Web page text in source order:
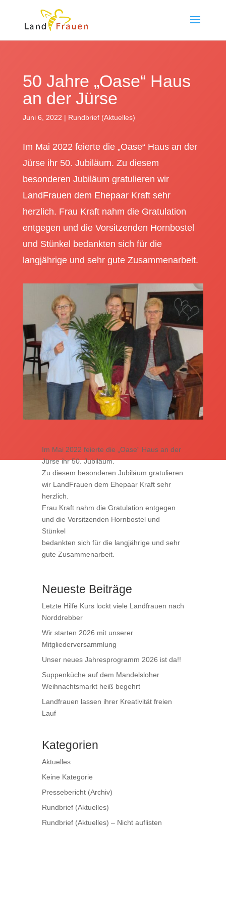
50 Jahre „Oase“ Haus
an der Jürse
Juni 6, 2022 | Rundbrief (Aktuelles)
Im Mai 2022 feierte die „Oase“ Haus an der
Jürse ihr 50. Jubiläum. Zu diesem
besonderen Jubiläum gratulieren wir
LandFrauen dem Ehepaar Kraft sehr
herzlich. Frau Kraft nahm die Gratulation
entgegen und die Vorsitzenden Hornbostel
und Stünkel bedankten sich für die
langjährige und sehr gute Zusammenarbeit.
Im Mai 2022 feierte die „Oase“ Haus an der
Jürse ihr 50. Jubiläum.
Zu diesem besonderen Jubiläum gratulieren
wir LandFrauen dem Ehepaar Kraft sehr
herzlich.
Frau Kraft nahm die Gratulation entgegen
und die Vorsitzenden Hornbostel und
Stünkel
bedankten sich für die langjährige und sehr
gute Zusammenarbeit.
Neueste Beiträge
Letzte Hilfe Kurs lockt viele Landfrauen nach
Norddrebber
Wir starten 2026 mit unserer
Mitgliederversammlung
Unser neues Jahresprogramm 2026 ist da!!
Suppenküche auf dem Mandelsloher
Weihnachtsmarkt heiß begehrt
Landfrauen lassen ihrer Kreativität freien
Lauf
Kategorien
Aktuelles
Keine Kategorie
Pressebericht (Archiv)
Rundbrief (Aktuelles)
Rundbrief (Aktuelles) – Nicht auflisten